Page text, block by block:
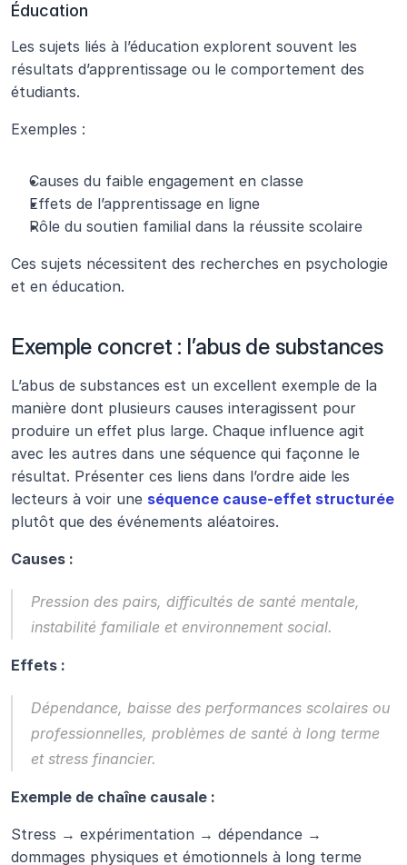
Éducation
Les sujets liés à l’éducation explorent souvent les
résultats d’apprentissage ou le comportement des
étudiants.
Exemples :
Causes du faible engagement en classe
Effets de l’apprentissage en ligne
Rôle du soutien familial dans la réussite scolaire
Ces sujets nécessitent des recherches en psychologie
et en éducation.
Exemple concret : l’abus de substances
L’abus de substances est un excellent exemple de la
manière dont plusieurs causes interagissent pour
produire un effet plus large. Chaque influence agit
avec les autres dans une séquence qui façonne le
résultat. Présenter ces liens dans l’ordre aide les
lecteurs à voir une séquence cause-effet structurée
plutôt que des événements aléatoires.
Causes :
Pression des pairs, difficultés de santé mentale,
instabilité familiale et environnement social.
Effets :
Dépendance, baisse des performances scolaires ou
professionnelles, problèmes de santé à long terme
et stress financier.
Exemple de chaîne causale :
Stress → expérimentation → dépendance →
dommages physiques et émotionnels à long terme